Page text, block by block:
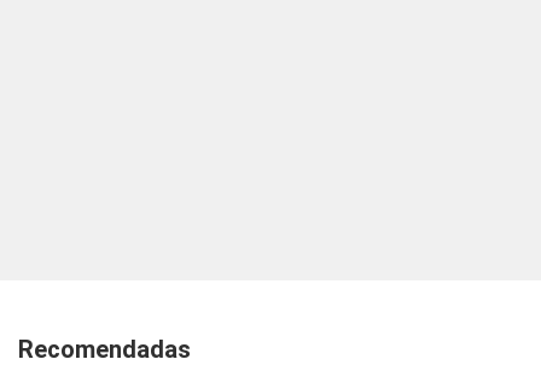
Recomendadas